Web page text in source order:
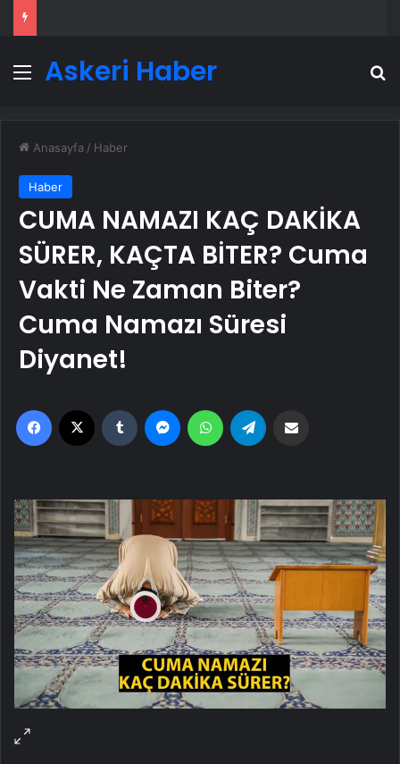
Menü
Askeri Haber
Anasayfa / Haber
Haber
CUMA NAMAZI KAÇ DAKİKA
SÜRER, KAÇTA BİTER? Cuma
Vakti Ne Zaman Biter?
Cuma Namazı Süresi
Diyanet!
Facebook Tumblr MessengerWhatsApp